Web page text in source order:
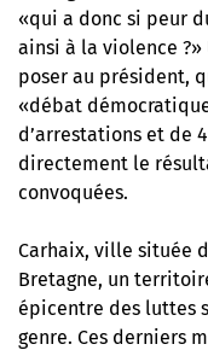
«qui a donc si peur
ainsi à la violence
poser au président,
«débat
d’arrestations et de
directement le
convoquées.
Carhaix, ville située
Bretagne, un
épicentre des luttes
genre. Ces derniers